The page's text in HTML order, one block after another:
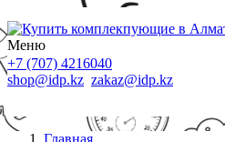
Меню
+7 (707) 4216040
shop@idp.kz zakaz@idp.kz
Главная